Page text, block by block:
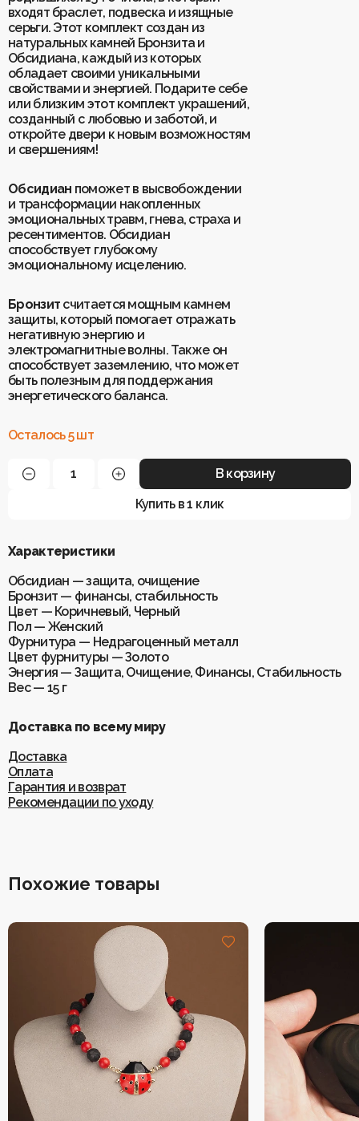
Для клиентов
Доставка
Оплата
Гарантия и возврат
Услуги по ремонту
Обучение «Браслеты Мастера: искусство
и бизнес с камнями»
О Keklik
Блог
Отзывы
Контакты
Политика конфиденциальности
ИП Шахрай Светлана Михайловна
ИНН 263500194811
ОГРН 305263515900181
входят браслет, подвеска и изящные
серьги. Этот комплект создан из
натуральных камней Бронзита и
Обсидиана, каждый из которых
обладает своими уникальными
свойствами и энергией. Подарите себе
или близким этот комплект украшений,
созданный с любовью и заботой, и
откройте двери к новым возможностям
и свершениям!
Обсидиан поможет в высвобождении
и трансформации накопленных
эмоциональных травм, гнева, страха и
ресентиментов. Обсидиан
способствует глубокому
эмоциональному исцелению.
Бронзит считается мощным камнем
защиты, который помогает отражать
негативную энергию и
электромагнитные волны. Также он
способствует заземлению, что может
быть полезным для поддержания
энергетического баланса.
Осталось 5 шт
В корзину
Купить в 1 клик
Характеристики
Обсидиан — защита, очищение
Бронзит — финансы, стабильность
Цвет — Коричневый, Черный
Пол — Женский
Фурнитура — Недрагоценный металл
Цвет фурнитуры — Золото
Энергия — Защита, Очищение, Финансы, Стабильность
Вес — 15 г
Доставка по всему миру
Доставка
Оплата
Гарантия и возврат
Рекомендации по уходу
Похожие товары